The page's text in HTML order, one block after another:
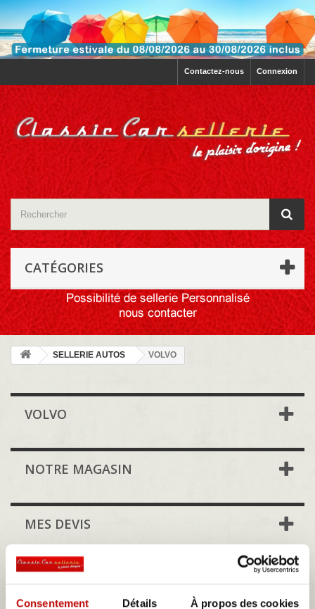
Consentement Détails À propos des cookies
Connexion
Contactez-nous
CATÉGORIES
SELLERIE AUTOS VOLVO
VOLVO
NOTRE MAGASIN
MES DEVIS
VOLVO
Volvo Cars est un constructeur suédois d'automobiles premium et